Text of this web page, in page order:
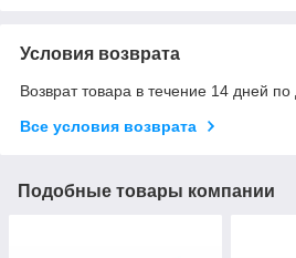
Условия возврата
Возврат товара в течение 14 дней по
Все условия возврата
Подобные товары компании